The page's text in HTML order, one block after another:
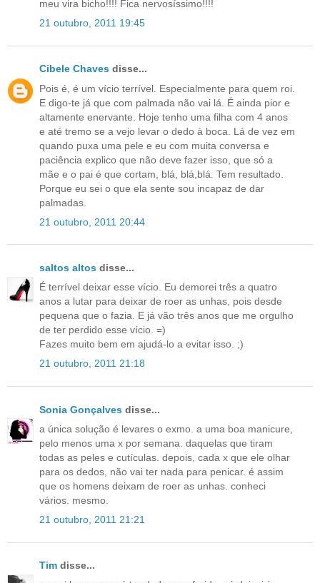
meu vira bicho!!!! Fica nervosíssimo!!!!
21 outubro, 2011 19:45
Cibele Chaves disse...
Pois é, é um vício terrível. Especialmente para quem roi.
E digo-te já que com palmada não vai lá. É ainda pior e
altamente enervante. Hoje tenho uma filha com 4 anos
e até tremo se a vejo levar o dedo à boca. Lá de vez em
quando puxa uma pele e eu com muita conversa e
paciência explico que não deve fazer isso, que só a
mãe e o pai é que cortam, blá, blá,blá. Tem resultado.
Porque eu sei o que ela sente sou incapaz de dar
palmadas.
21 outubro, 2011 20:44
saltos altos disse...
É terrível deixar esse vício. Eu demorei três a quatro
anos a lutar para deixar de roer as unhas, pois desde
pequena que o fazia. E já vão três anos que me orgulho
de ter perdido esse vício. =)
Fazes muito bem em ajudá-lo a evitar isso. ;)
21 outubro, 2011 21:18
Sonia Gonçalves disse...
a única solução é levares o exmo. a uma boa manicure,
pelo menos uma x por semana. daquelas que tiram
todas as peles e cutículas. depois, cada x que ele olhar
para os dedos, não vai ter nada para penicar. é assim
que os homens deixam de roer as unhas. conheci
vários. mesmo.
21 outubro, 2011 21:21
Tim disse...